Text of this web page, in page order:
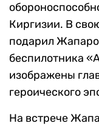
Киргизии. В
подарил
беспилотника
изображены
героического
На встрече